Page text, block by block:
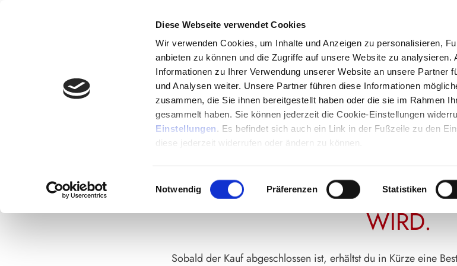
Diese Webseite verwendet Cookies
Wir verwenden Cookies, um Inhalte und Anzeigen zu personalisieren,
anbieten zu können und die Zugriffe auf unsere Website zu analysieren.
Informationen zu Ihrer Verwendung unserer Website an unsere Partner
und Analysen weiter. Unsere Partner führen diese Informationen
zusammen, die Sie ihnen bereitgestellt haben oder die sie im Rahmen
gesammelt haben. Sie können jederzeit die Cookie-Einstellungen
Einstellungen. Es befindet sich auch ein Link in der Fußzeile zu den
diese jederzeit widerrufen oder ändern zu können.
Einwilligungsauswahl
Notwendig Präferenzen Statistiken
⚠️ Wichtig: Schließe dieses Fenster nicht und klicke nicht auf die
die Schaltfläche "Zurück" kann es zu Problemen bei
Step 1: Premium-Zugang Step 2: Upgrade zur
BITTE SCHAU DIR DIESES
WÄHREND DEINE
WIRD.
Sobald der Kauf abgeschlossen ist, erhältst du in Kürze eine